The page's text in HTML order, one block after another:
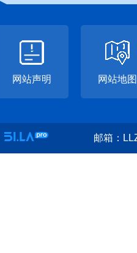
网站声明 网站地图
邮箱：